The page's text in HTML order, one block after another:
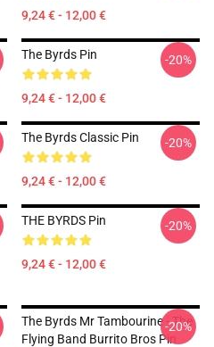
9,24 € - 12,00 €
The Byrds Pin
9,24 € - 12,00 €
-20%
The Byrds Classic Pin
9,24 € - 12,00 €
-20%
THE BYRDS Pin
9,24 € - 12,00 €
-20%
The Byrds Mr Tambourine - The
Flying Band Burrito Bros Pin
-20%